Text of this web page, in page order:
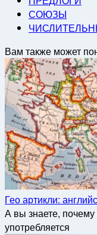
СОЮЗЫ
Вам также может
Гео артикли:
А вы знаете,
употребляется